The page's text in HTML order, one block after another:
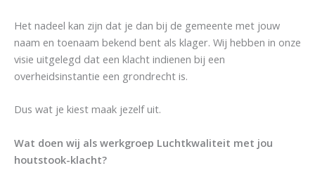
Het nadeel kan zijn dat je dan bij de gemeente met jouw
naam en toenaam bekend bent als klager. Wij hebben in onze
visie uitgelegd dat een klacht indienen bij een
overheidsinstantie een grondrecht is.
Dus wat je kiest maak jezelf uit.
Wat doen wij als werkgroep Luchtkwaliteit met jou
houtstook-klacht?